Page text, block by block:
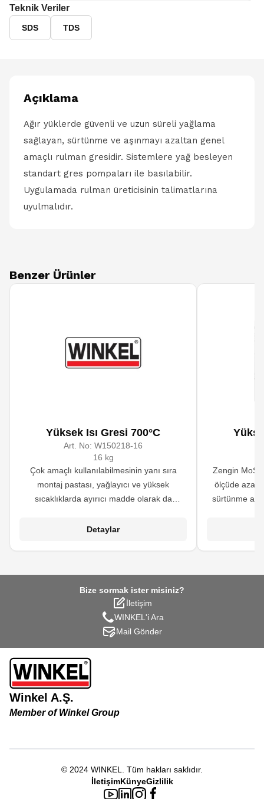
Teknik Veriler
SDS TDS
Açıklama
Ağır yüklerde güvenli ve uzun süreli yağlama
sağlayan, sürtünme ve aşınmayı azaltan genel
amaçlı rulman gresidir. Sistemlere yağ besleyen
standart gres pompaları ile basılabilir.
Uygulamada rulman üreticisinin talimatlarına
uyulmalıdır.
Benzer Ürünler
Yüksek Isı Gresi 700°C
Art. No:W150218-16
16 kg
Çok amaçlı kullanılabilmesinin yanı sıra
montaj pastası, yağlayıcı ve yüksek
sıcaklıklarda ayırıcı madde olarak da
molibden disülfür muhtevası çok daha
Detaylar
Zengin
ölçüde
sürtünme
Bize sormak ister misiniz?
İletişim
WINKEL'i Ara
Mail Gönder
Winkel A.Ş.
Member of Winkel Group
© 2024 WINKEL. Tüm hakları saklıdır.
İletişimKünyeGizlilik